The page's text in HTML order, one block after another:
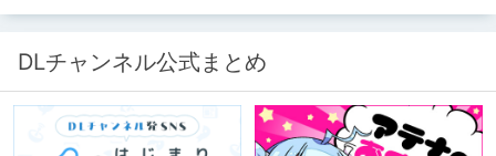
DLチャンネル公式まとめ